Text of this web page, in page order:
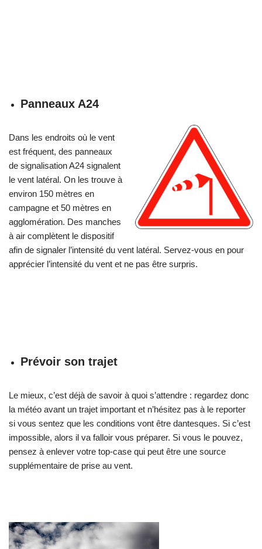
Panneaux A24
Dans les endroits où le vent
est fréquent, des panneaux
de signalisation A24 signalent
le vent latéral. On les trouve à
environ 150 mètres en
campagne et 50 mètres en
agglomération. Des manches
à air complètent le dispositif
afin de signaler l’intensité du vent latéral. Servez-vous en pour
apprécier l’intensité du vent et ne pas être surpris.
Prévoir son trajet
Le mieux, c’est déjà de savoir à quoi s’attendre : regardez donc
la météo avant un trajet important et n’hésitez pas à le reporter
si vous sentez que les conditions vont être dantesques. Si c’est
impossible, alors il va falloir vous préparer. Si vous le pouvez,
pensez à enlever votre top-case qui peut être une source
supplémentaire de prise au vent.